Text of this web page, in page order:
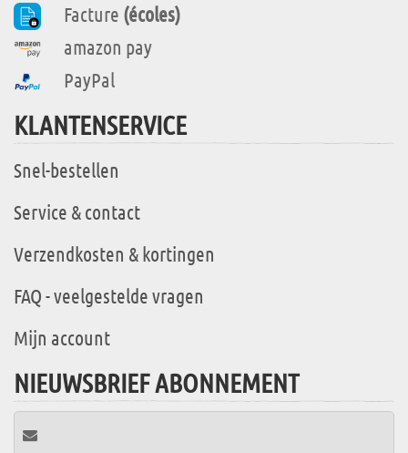
Facture (écoles)
amazon pay
PayPal
KLANTENSERVICE
Snel-bestellen
Service & contact
Verzendkosten & kortingen
FAQ - veelgestelde vragen
Mijn account
NIEUWSBRIEF ABONNEMENT